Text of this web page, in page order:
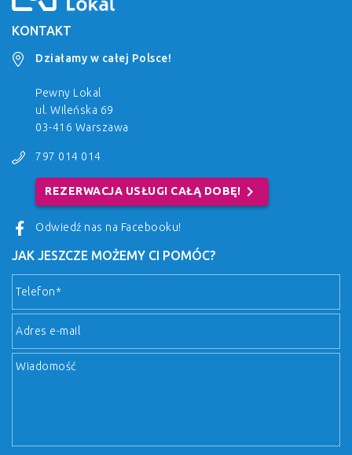
KONTAKT
Działamy w całej Polsce!
Pewny Lokal
ul. Wileńska 69
03-416 Warszawa
797 014 014
REZERWACJA USŁUGI CAŁĄ DOBĘ! chevron_right
Odwiedź nas na Facebooku!
JAK JESZCZE MOŻEMY CI POMÓC?